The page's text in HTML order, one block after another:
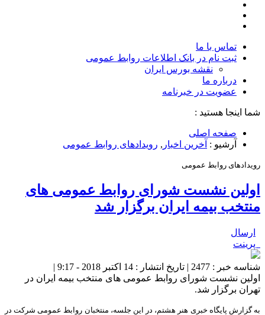
تماس با ما
ثبت نام در بانک اطلاعات روابط عمومی
نقشه بورس ایران
درباره ما
عضويت در خبرنامه
شما اینجا هستید :
صفحه اصلی
آرشیو : آخرین اخبار , رویدادهای روابط عمومی
رویدادهای روابط عمومی
اولین نشست شورای روابط عمومی های
منتخب بیمه ایران برگزار شد
ارسال
پرینت
شناسه خبر : 2477 | تاریخ انتشار : 14 اکتبر 2018 - 9:17 |
اولین نشست شورای روابط عمومی های منتخب بیمه ایران در
تهران برگزار شد.
به گزارش پایگاه خبری هنر هشتم، در این جلسه، منتخبان روابط عمومی شرکت در